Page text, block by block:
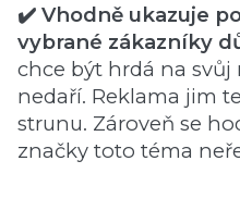
✔️ Vhodně ukazuje
vybrané zákazníky
chce být hrdá na svůj
nedaří. Reklama jim
strunu. Zároveň se
značky toto téma